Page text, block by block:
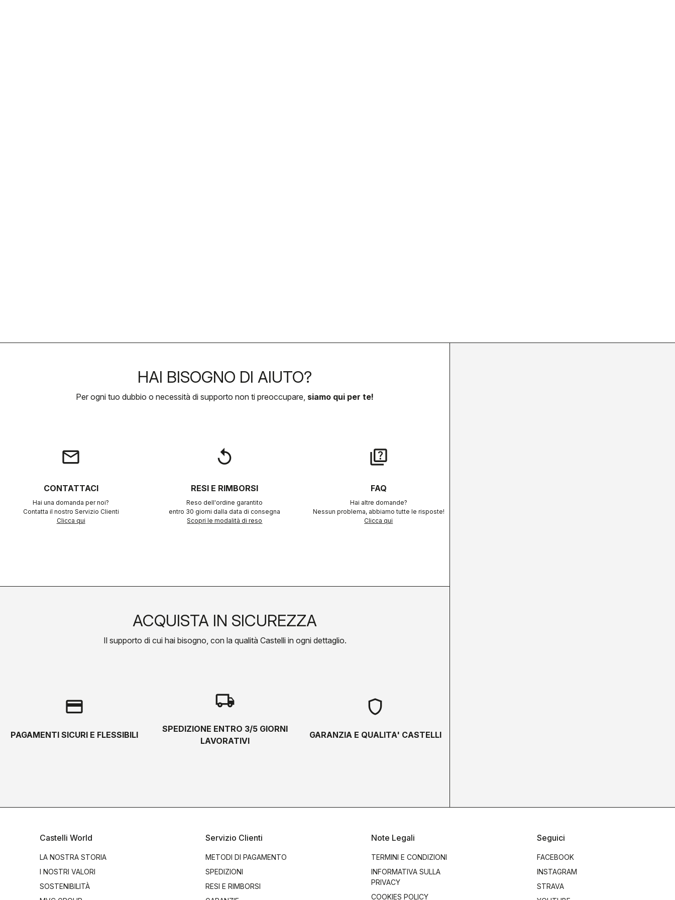
HAI BISOGNO DI AIUTO?
Per ogni tuo dubbio o necessità di supporto non ti preoccupare, siamo qui per te!
email
CONTATTACI
Hai una domanda per noi?
Contatta il nostro Servizio Clienti
Clicca qui
replay
RESI E RIMBORSI
Reso dell'ordine garantito
entro 30 giorni dalla data di consegna
Scopri le modalità di reso
quiz
FAQ
Hai altre domande?
Nessun problema, abbiamo tutte le risposte!
Clicca qui
ACQUISTA IN SICUREZZA
Il supporto di cui hai bisogno, con la qualità Castelli in ogni dettaglio.
credit_card
PAGAMENTI SICURI E FLESSIBILI
local_shipping
SPEDIZIONE ENTRO 3/5 GIORNI
LAVORATIVI
shield
GARANZIA E QUALITA' CASTELLI
Castelli World
LA NOSTRA STORIA
I NOSTRI VALORI
SOSTENIBILITÀ
Servizio Clienti
METODI DI PAGAMENTO
SPEDIZIONI
RESI E RIMBORSI
Note Legali
TERMINI E CONDIZIONI
INFORMATIVA SULLA
PRIVACY
COOKIES POLICY
Seguici
FACEBOOK
INSTAGRAM
STRAVA